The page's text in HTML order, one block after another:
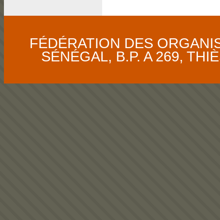
FÉDÉRATION DES
SÉNÉGAL, B.P. A 269,